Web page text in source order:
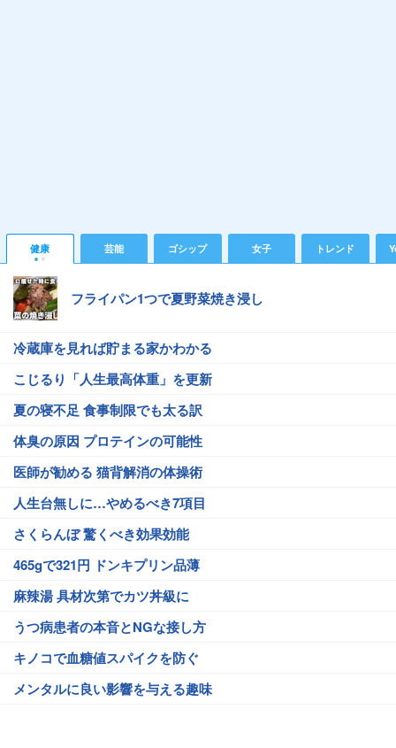
健康 芸能 ゴシップ 女子 トレンド
フライパン1つで夏野菜焼き浸し
冷蔵庫を見れば貯まる家かわかる
こじるり「人生最高体重」を更新
夏の寝不足 食事制限でも太る訳
体臭の原因 プロテインの可能性
医師が勧める 猫背解消の体操術
人生台無しに…やめるべき7項目
さくらんぼ 驚くべき効果効能
465gで321円 ドンキプリン品薄
麻辣湯 具材次第でカツ丼級に
うつ病患者の本音とNGな接し方
キノコで血糖値スパイクを防ぐ
メンタルに良い影響を与える趣味